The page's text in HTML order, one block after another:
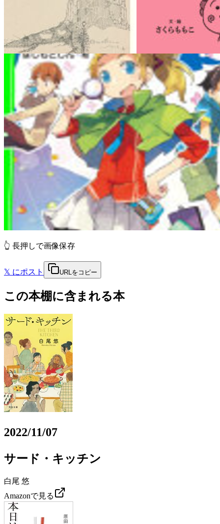
👆 長押しで画像保存
𝕏 にポスト URLをコピー
この本棚に含まれる本
2022/11/07
サード・キッチン
白尾 悠
Amazonで見る